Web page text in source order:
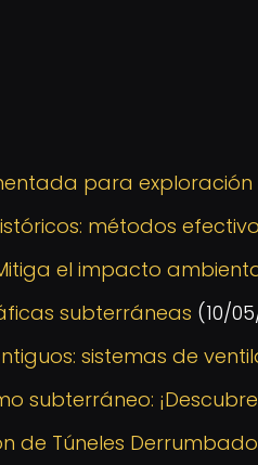
para
métodos
el impacto
subterráneas (10/
sistemas de
subterráneo:
de Túneles